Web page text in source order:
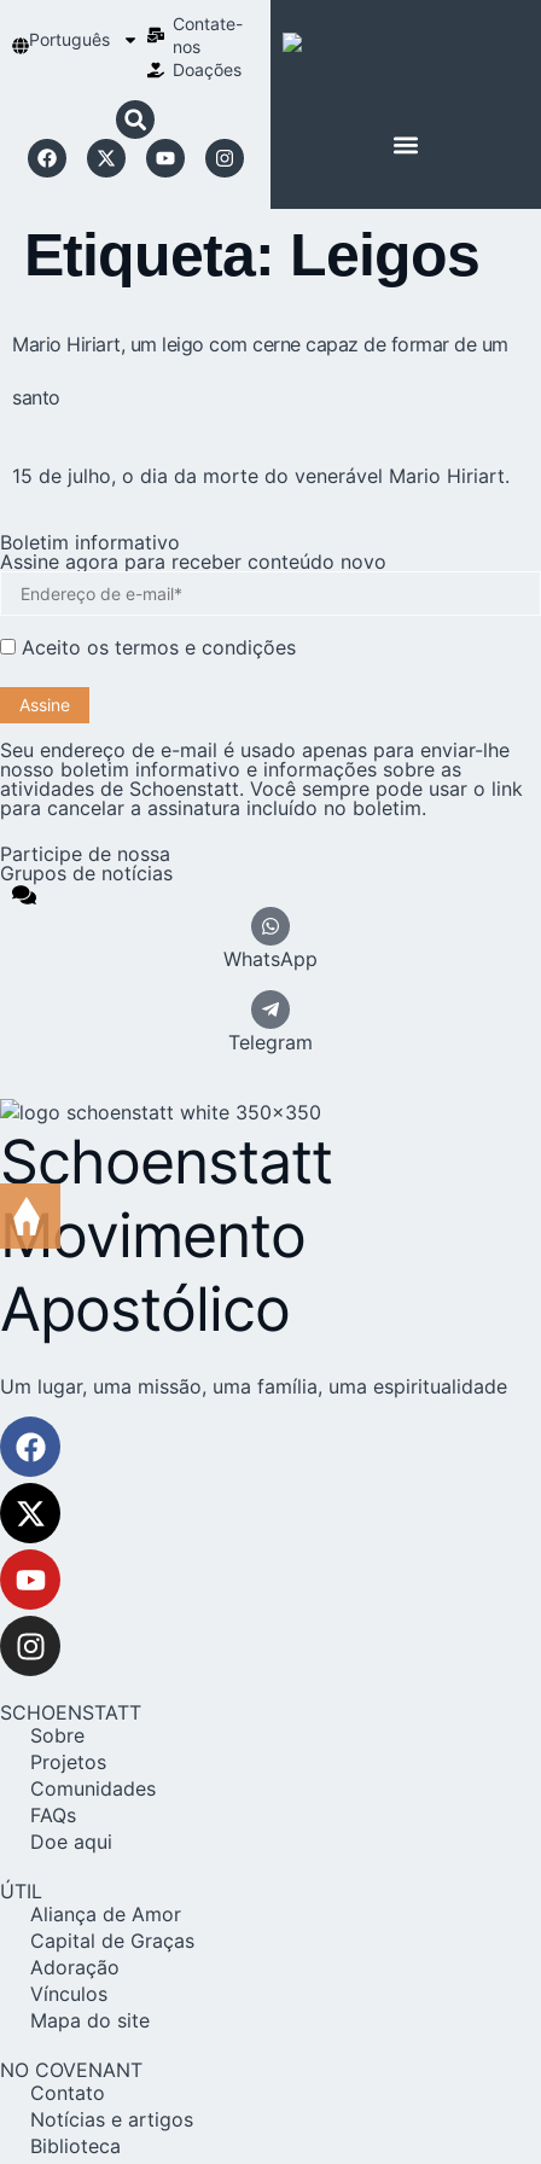
Português
Contate-
nos
Doações
Etiqueta: Leigos
Mario Hiriart, um leigo com cerne capaz de formar de um
santo
15 de julho, o dia da morte do venerável Mario Hiriart.
Boletim informativo
Assine agora para receber conteúdo novo
Aceito os termos e condições
Seu endereço de e-mail é usado apenas para enviar-lhe
nosso boletim informativo e informações sobre as
atividades de Schoenstatt. Você sempre pode usar o link
para cancelar a assinatura incluído no boletim.
Participe de nossa
Grupos de notícias
WhatsApp
Telegram
Schoenstatt
Movimento
Apostólico
Um lugar, uma missão, uma família, uma espiritualidade
SCHOENSTATT
Sobre
Projetos
Comunidades
FAQs
Doe aqui
ÚTIL
Aliança de Amor
Capital de Graças
Adoração
Vínculos
Mapa do site
NO COVENANT
Contato
Notícias e artigos
Biblioteca